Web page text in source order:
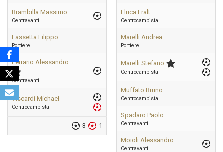
Brambilla Massimo
Centravanti
Fassetta Filippo
Portiere
Ferrario Alessandro
Centravanti
Viscardi Michael
Centrocampista
3 1
Lluca Eralt
Centrocampista
Marelli Andrea
Portiere
Marelli Stefano
Centrocampista
Muffato Bruno
Centrocampista
Spadaro Paolo
Centravanti
Moioli Alessandro
Centravanti